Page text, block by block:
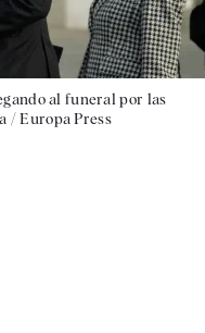
al funeral por las
/ Europa Press